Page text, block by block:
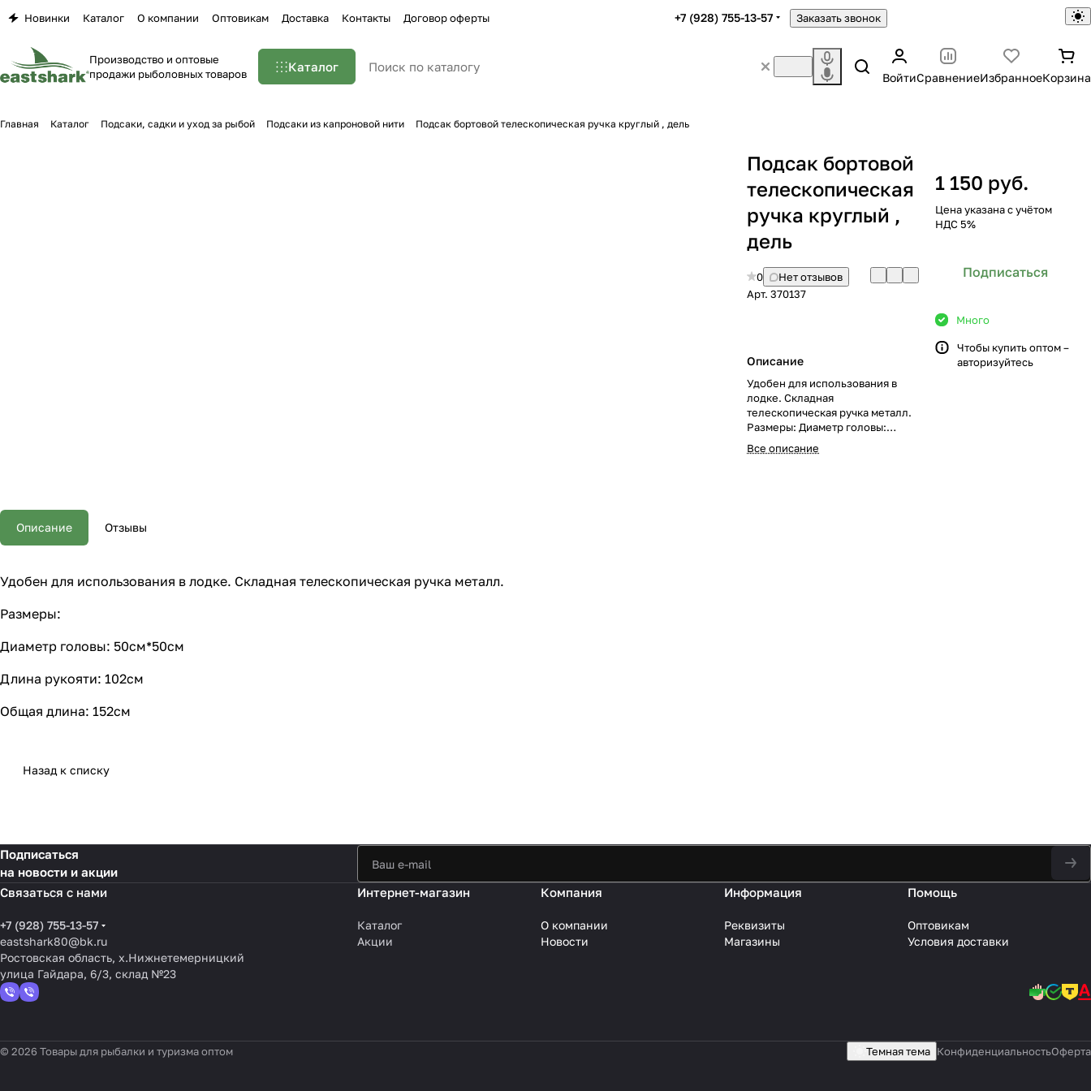
Новинки Каталог О компании Оптовикам Доставка Контакты Договор оферты +7 (928) 755-13-57 Заказать звонок
Производство и оптовые
продажи рыболовных товаров
Каталог
ВойтиСравнениеИзбранноеКорзина
Главная Каталог Подсаки, садки и уход за рыбой Подсаки из капроновой нити Подсак бортовой телескопическая ручка круглый , дель
Подсак бортовой
телескопическая
ручка круглый ,
дель
0
Нет отзывов
Арт. 370137
Описание
Удобен для использования в
лодке. Складная
телескопическая ручка металл.
Размеры: Диаметр головы:
50см*50см Длина рукояти:
102см Общая длина: 152см
Все описание
1 150 руб.
Цена указана с учётом
НДС 5%
Подписаться
Много
Чтобы купить оптом –
авторизуйтесь
Описание Отзывы
Удобен для использования в лодке. Складная телескопическая ручка металл.
Размеры:
Диаметр головы: 50см*50см
Длина рукояти: 102см
Общая длина: 152см
Назад к списку
Подписаться
на новости и акции
Связаться с нами
+7 (928) 755-13-57
eastshark80@bk.ru
Ростовская область, х.Нижнетемерницкий
улица Гайдара, 6/3, склад №23
Интернет-магазин
Каталог
Акции
Компания
О компании
Новости
Информация
Реквизиты
Магазины
Помощь
Оптовикам
Условия доставки
© 2026 Товары для рыбалки и туризма оптом Темная тема КонфиденциальностьОферта